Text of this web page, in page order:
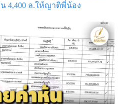
4,400 ล.ให้ญาติพี่น้อง